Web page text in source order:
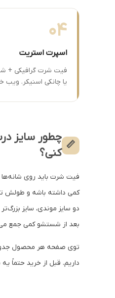
04
اسپرت استریت
فیت شرت گرافیکی +
یا چانکی اسنیکر. ویب
📏
چطور سایز
کنی؟
فیت شرت باید روی
کمی داشته باشه و طولش
دو سایز موندی، سایز
بعد از شستشو کمی جمع
توی صفحه هر محصول
داریم. قبل از خرید حتماً یه